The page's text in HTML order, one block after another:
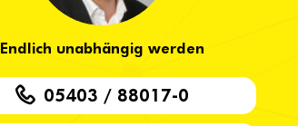
Endlich unabhängig werden
05403 / 88017-0